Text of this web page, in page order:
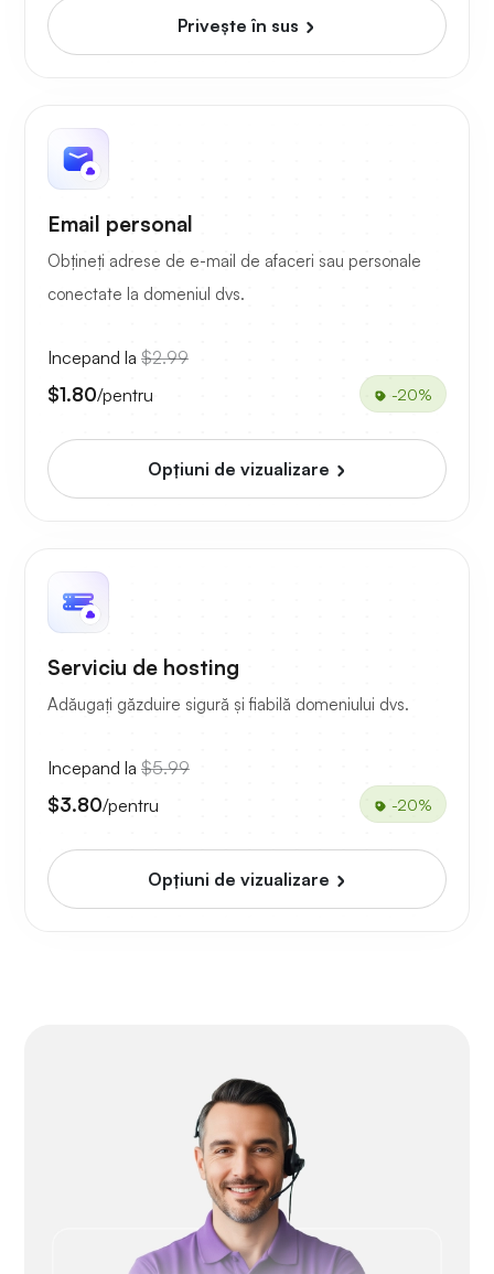
Priveşte în sus
Email personal
Obțineți adrese de e-mail de afaceri sau personale
conectate la domeniul dvs.
Incepand la $2.99
$1.80/pentru -20%
Opțiuni de vizualizare
Serviciu de hosting
Adăugați găzduire sigură și fiabilă domeniului dvs.
Incepand la $5.99
$3.80/pentru -20%
Opțiuni de vizualizare